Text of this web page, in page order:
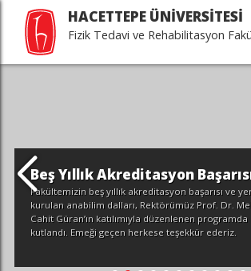
HACETTEPE ÜNİVERSİTESİ
Fizik Tedavi ve Rehabilitasyon
Beş Yıllık Akreditasyon Başarısı
Fakültemizin beş yıllık akreditasyon başarısı ve
kurulan anabilim dalları, Rektörümüz Prof. Dr.
Cahit Güran’ın katılımıyla düzenlenen programda
kutlandı. Emeği geçen herkese teşekkür ederiz.